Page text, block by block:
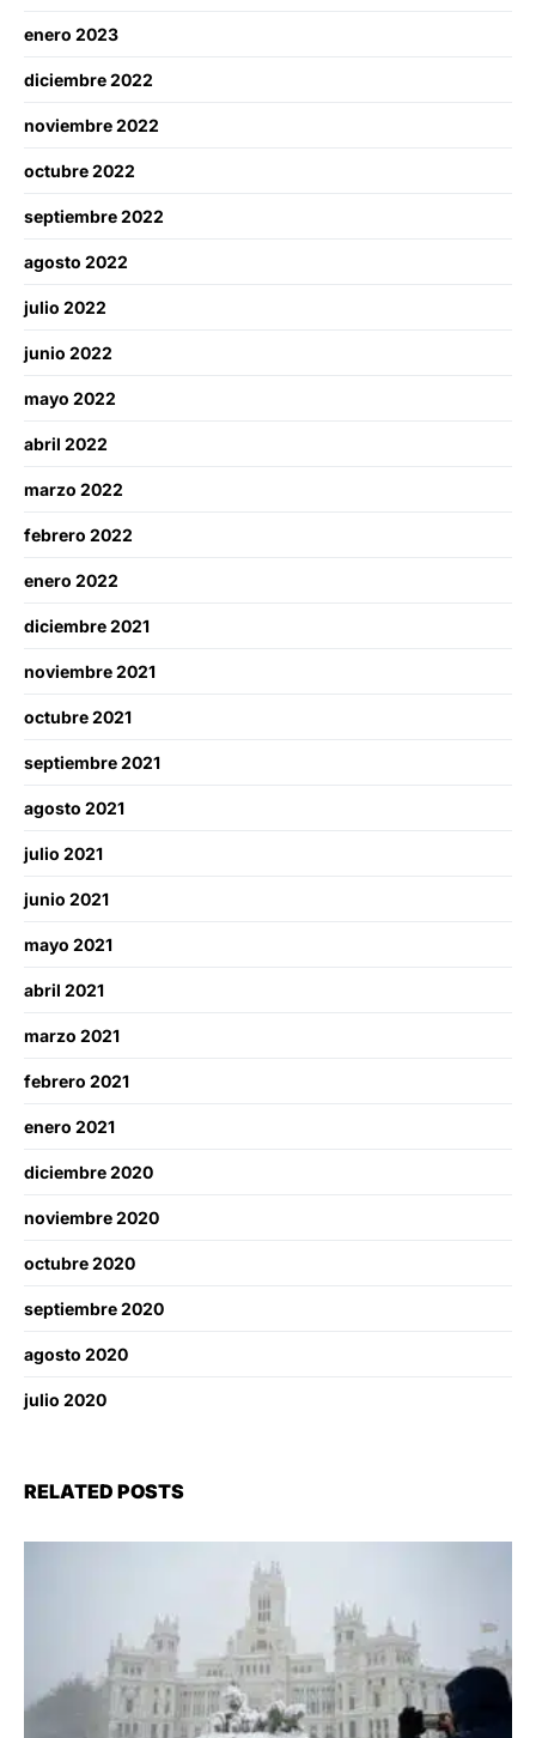
enero 2023
diciembre 2022
noviembre 2022
octubre 2022
septiembre 2022
agosto 2022
julio 2022
junio 2022
mayo 2022
abril 2022
marzo 2022
febrero 2022
enero 2022
diciembre 2021
noviembre 2021
octubre 2021
septiembre 2021
agosto 2021
julio 2021
junio 2021
mayo 2021
abril 2021
marzo 2021
febrero 2021
enero 2021
diciembre 2020
noviembre 2020
octubre 2020
septiembre 2020
agosto 2020
julio 2020
RELATED POSTS